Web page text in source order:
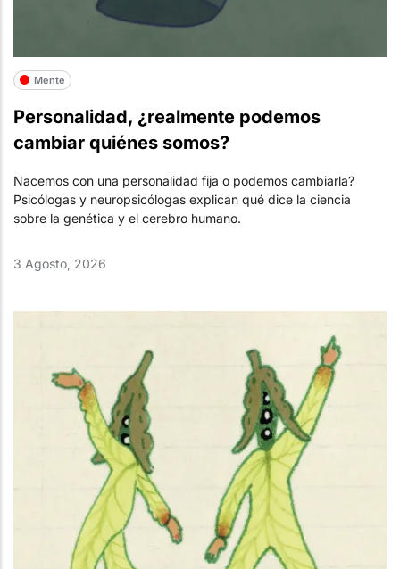
Mente
Personalidad, ¿realmente podemos
cambiar quiénes somos?
Nacemos con una personalidad fija o podemos cambiarla?
Psicólogas y neuropsicólogas explican qué dice la ciencia
sobre la genética y el cerebro humano.
3 Agosto, 2026